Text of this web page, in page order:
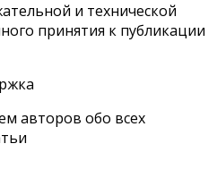
и технической
принятия к публикации
авторов обо всех